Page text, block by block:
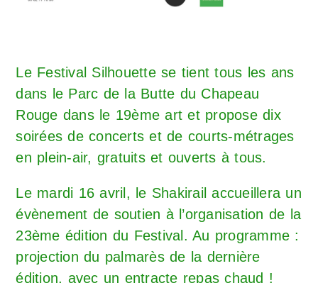
Le Festival Silhouettese tient tous les ans
dans le Parc de la Butte du Chapeau
Rouge dans le 19ème art et propose dix
soirées de concerts et de courts-métrages
en plein-air, gratuits et ouverts à tous.
Le mardi 16 avril, le Shakirail accueillera un
évènement de soutien à l’organisation de la
23ème édition du Festival. Au programme :
projection du palmarès de la dernière
édition, avec un entracte repas chaud !